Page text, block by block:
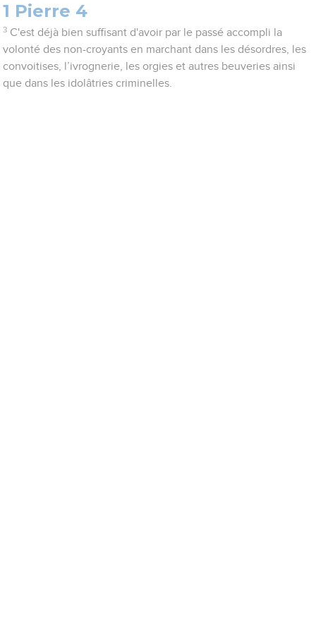
1 Pierre 4
3 C'est déjà bien suffisant d'avoir par le passé accompli la
volonté des non-croyants en marchant dans les désordres, les
convoitises, l’ivrognerie, les orgies et autres beuveries ainsi
que dans les idolâtries criminelles.